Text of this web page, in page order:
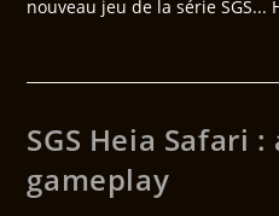
nouveau jeu de la série SGS...
SGS Heia Safari
gameplay